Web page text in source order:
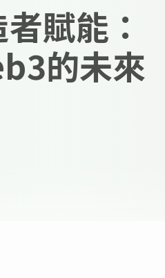
賦能：
的未來